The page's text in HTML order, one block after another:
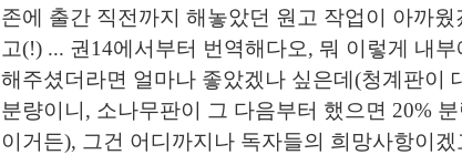
존에 출간 직전까지 해놓았던 원고 작업이 아까웠
고(!) ... 권14에서부터 번역해다오, 뭐 이렇게 내
해주셨더라면 얼마나 좋았겠나 싶은데(청계판이
분량이니, 소나무판이 그 다음부터 했으면 20%
이거든), 그건 어디까지나 독자들의 희망사항이